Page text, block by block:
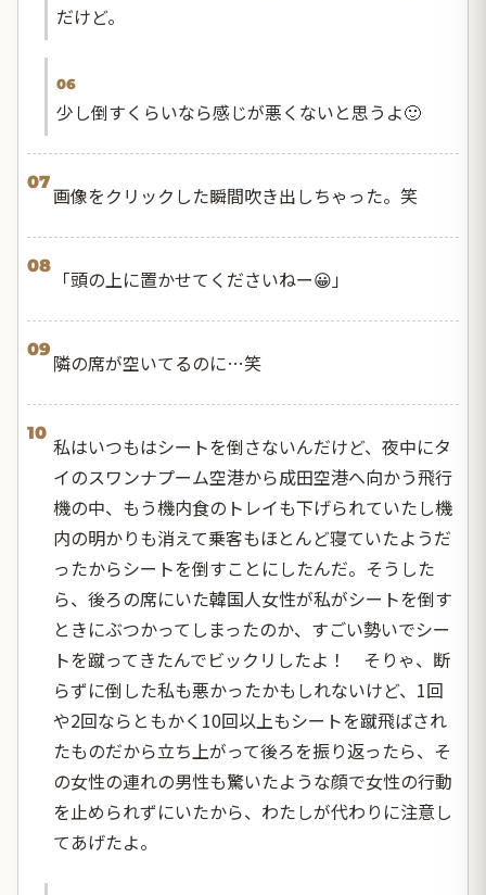
だけど。
06
少し倒すくらいなら感じが悪くないと思うよ🙂
07
画像をクリックした瞬間吹き出しちゃった。笑
08
「頭の上に置かせてくださいねー😀」
09
隣の席が空いてるのに…笑
10
私はいつもはシートを倒さないんだけど、夜中にタ
イのスワンナプーム空港から成田空港へ向かう飛行
機の中、もう機内食のトレイも下げられていたし機
内の明かりも消えて乗客もほとんど寝ていたようだ
ったからシートを倒すことにしたんだ。そうした
ら、後ろの席にいた韓国人女性が私がシートを倒す
ときにぶつかってしまったのか、すごい勢いでシー
トを蹴ってきたんでビックリしたよ！ そりゃ、断
らずに倒した私も悪かったかもしれないけど、1回
や2回ならともかく10回以上もシートを蹴飛ばされ
たものだから立ち上がって後ろを振り返ったら、そ
の女性の連れの男性も驚いたような顔で女性の行動
を止められずにいたから、わたしが代わりに注意し
てあげたよ。